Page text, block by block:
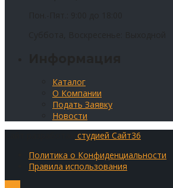
Каталог
О Компании
Подать Заявку
Новости
студией Сайт36
Политика о Конфиденциальности
Правила использования